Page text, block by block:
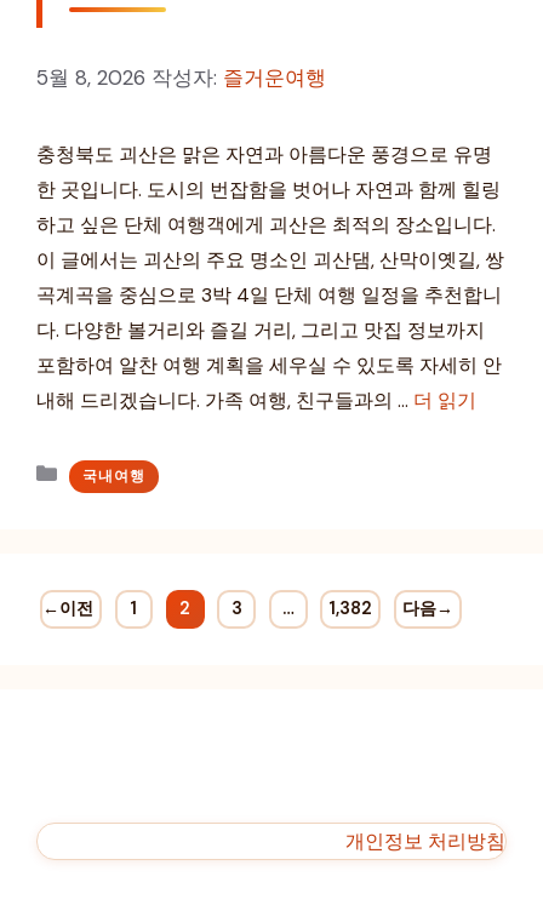
5월 8, 2026 작성자: 즐거운여행
충청북도 괴산은 맑은 자연과 아름다운 풍경으로 유명
한 곳입니다. 도시의 번잡함을 벗어나 자연과 함께 힐링
하고 싶은 단체 여행객에게 괴산은 최적의 장소입니다.
이 글에서는 괴산의 주요 명소인 괴산댐, 산막이옛길, 쌍
곡계곡을 중심으로 3박 4일 단체 여행 일정을 추천합니
다. 다양한 볼거리와 즐길 거리, 그리고 맛집 정보까지
포함하여 알찬 여행 계획을 세우실 수 있도록 자세히 안
내해 드리겠습니다. 가족 여행, 친구들과의 … 더 읽기
카
테
국내여행
←이전
페
1
페
2
페
3 …
페
1,382 다음→
개인정보 처리방침